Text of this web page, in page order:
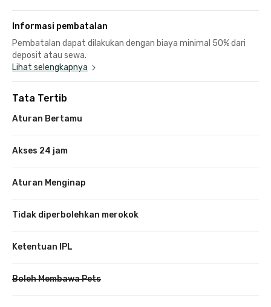
Informasi pembatalan
Pembatalan dapat dilakukan dengan biaya minimal 50% dari
deposit atau sewa.
Lihat selengkapnya
Tata Tertib
Aturan Bertamu
Akses 24 jam
Aturan Menginap
Tidak diperbolehkan merokok
Ketentuan IPL
Boleh Membawa Pets